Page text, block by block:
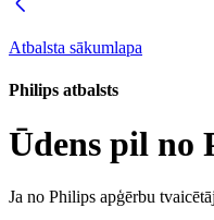
Atbalsta sākumlapa
Philips atbalsts
Ūdens pil no
Ja no Philips apģērbu